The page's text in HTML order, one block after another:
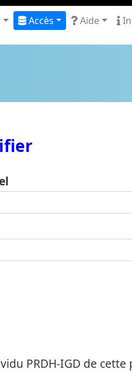
Accès Aide
PRDH-IGD de